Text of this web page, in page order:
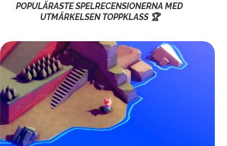
POPULÄRASTE SPELRECENSIONERNA MED
UTMÄRKELSEN TOPPKLASS 🏆